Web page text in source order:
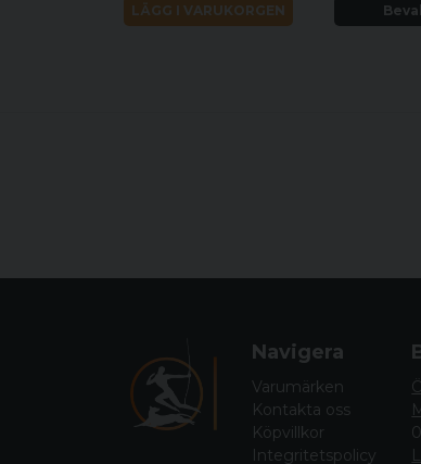
LÄGG I VARUKORGEN
Navigera
Varumärken
Kontakta oss
Köpvillkor
Integritetspolicy